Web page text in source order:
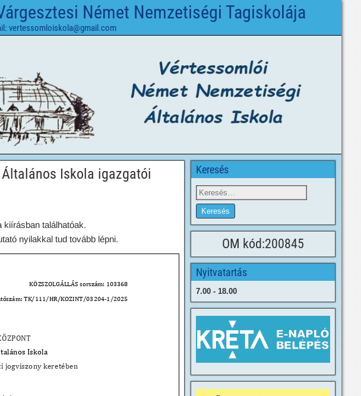
Német Nemzetiségi Tagiskolája
vertessomloiskola@gmail.com
Iskola igazgatói
találhatóak.
nyilakkal tud tovább lépni.
Keresés
OM kód:200845
Nyitvatartás
7.00 - 18.00